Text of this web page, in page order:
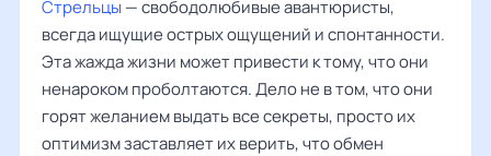
Стрельцы — свободолюбивые авантюристы,
всегда ищущие острых ощущений и спонтанности.
Эта жажда жизни может привести к тому, что они
ненароком проболтаются. Дело не в том, что они
горят желанием выдать все секреты, просто их
оптимизм заставляет их верить, что обмен